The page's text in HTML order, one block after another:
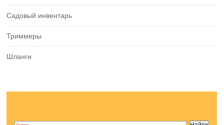
Садовый инвентарь
Триммеры
Шланги